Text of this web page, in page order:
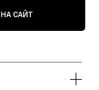
САЙТ